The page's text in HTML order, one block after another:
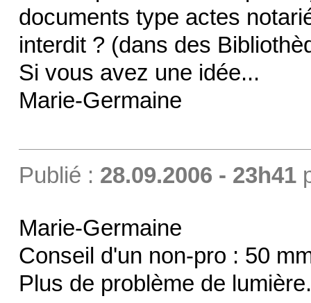
documents type actes
interdit ? (dans des
Si vous avez une idée...
Marie-Germaine
Publié : 28.09.2006 - 23h41
Marie-Germaine
Conseil d'un non-pro : 50
Plus de problème de lumière.